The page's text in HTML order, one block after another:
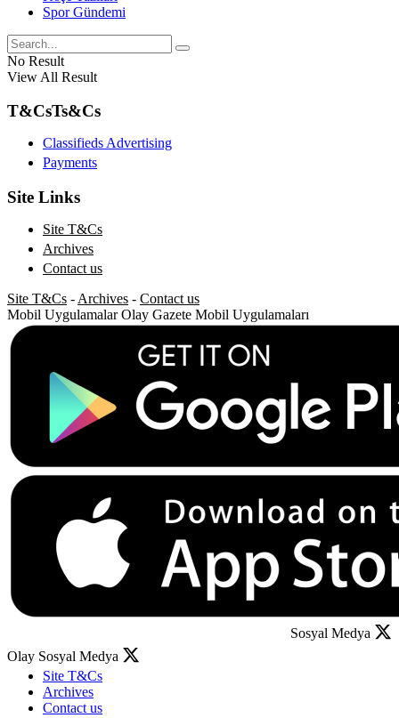
Spor Gündemi
No Result
View All Result
T&CsTs&Cs
Classifieds Advertising
Payments
Site Links
Site T&Cs
Archives
Contact us
Site T&Cs - Archives - Contact us
Mobil Uygulamalar Olay Gazete Mobil Uygulamaları
Sosyal Medya
Olay Sosyal Medya
Site T&Cs
Archives
Contact us